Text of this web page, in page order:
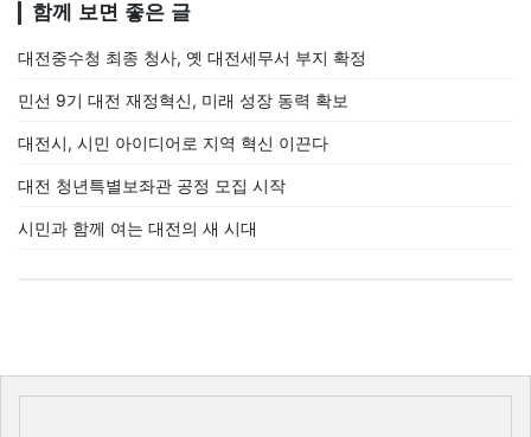
함께 보면 좋은 글
대전중수청 최종 청사, 옛 대전세무서 부지 확정
민선 9기 대전 재정혁신, 미래 성장 동력 확보
대전시, 시민 아이디어로 지역 혁신 이끈다
대전 청년특별보좌관 공정 모집 시작
시민과 함께 여는 대전의 새 시대